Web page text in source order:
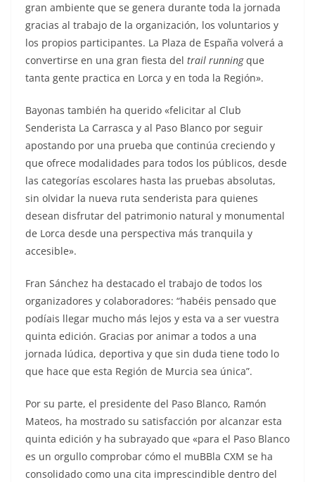
gran ambiente que se genera durante toda la jornada
gracias al trabajo de la organización, los voluntarios y
los propios participantes. La Plaza de España volverá a
convertirse en una gran fiesta del trail runningque
tanta gente practica en Lorca y en toda la Región».
Bayonas también ha querido «felicitar al Club
Senderista La Carrasca y al Paso Blanco por seguir
apostando por una prueba que continúa creciendo y
que ofrece modalidades para todos los públicos, desde
las categorías escolares hasta las pruebas absolutas,
sin olvidar la nueva ruta senderista para quienes
desean disfrutar del patrimonio natural y monumental
de Lorca desde una perspectiva más tranquila y
accesible».
Fran Sánchez ha destacado el trabajo de todos los
organizadores y colaboradores: “habéis pensado que
podíais llegar mucho más lejos y esta va a ser vuestra
quinta edición. Gracias por animar a todos a una
jornada lúdica, deportiva y que sin duda tiene todo lo
que hace que esta Región de Murcia sea única”.
Por su parte, el presidente del Paso Blanco, Ramón
Mateos, ha mostrado su satisfacción por alcanzar esta
quinta edición y ha subrayado que «para el Paso Blanco
es un orgullo comprobar cómo el muBBla CXM se ha
consolidado como una cita imprescindible dentro del